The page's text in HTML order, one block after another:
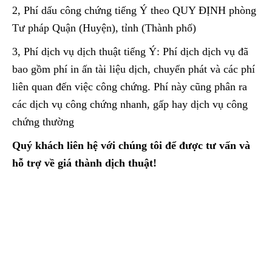
2, Phí dấu công chứng tiếng Ý theo QUY ĐỊNH phòng
Tư pháp Quận (Huyện), tỉnh (Thành phố)
3, Phí dịch vụ dịch thuật tiếng Ý: Phí dịch dịch vụ đã
bao gồm phí in ấn tài liệu dịch, chuyển phát và các phí
liên quan đến việc công chứng. Phí này cũng phân ra
các dịch vụ công chứng nhanh, gấp hay dịch vụ công
chứng thường
Quý khách liên hệ với chúng tôi để được tư vấn và
hỗ trợ về giá thành dịch thuật!